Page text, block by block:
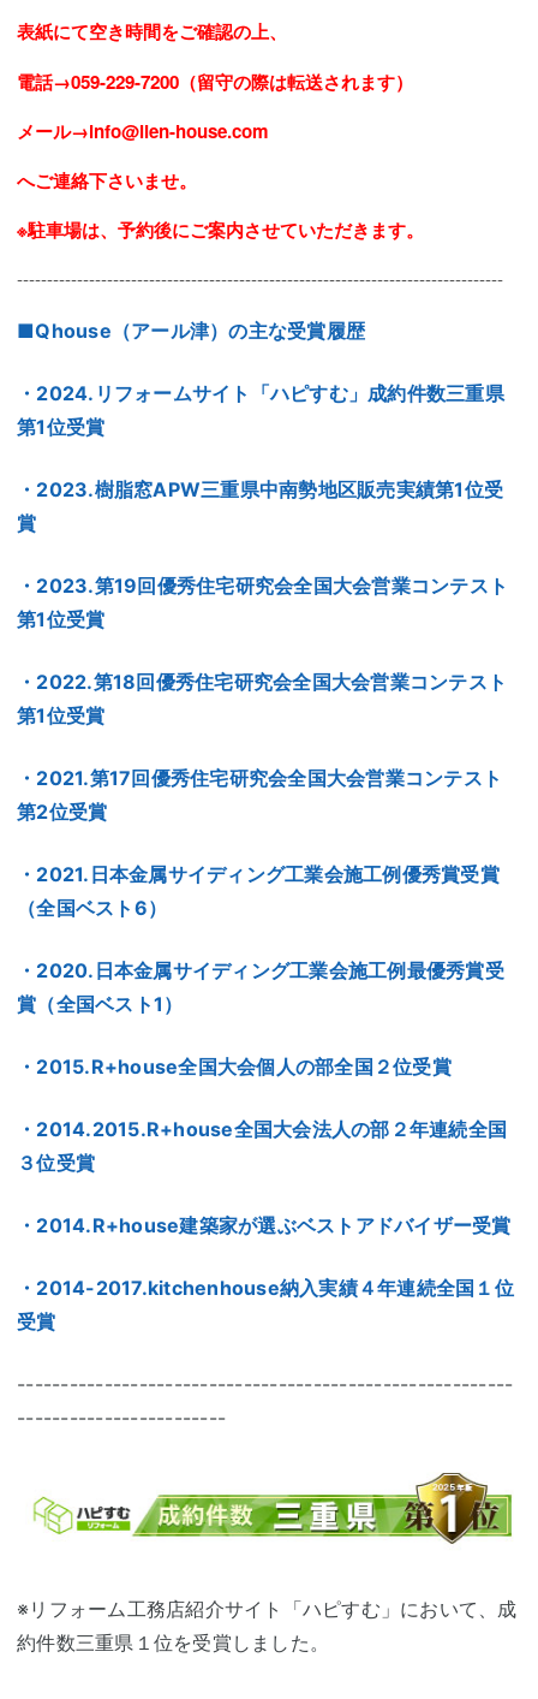
表紙にて空き時間をご確認の上、
電話→059-229-7200（留守の際は転送されます）
メール→info@lien-house.com
へご連絡下さいませ。
※駐車場は、予約後にご案内させていただきます。
---------------------------------------------------------------------------------
■Qhouse（アール津）の主な受賞履歴
・​2024.リフォームサイト「ハピすむ」成約件数三重県
第1位受賞
・2023.樹脂窓APW三重県中南勢地区販売実績第1位受
賞
・2023.第19回優秀住宅研究会全国大会営業コンテスト
第1位受賞
・2022.第18回優秀住宅研究会全国大会営業コンテスト
第1位受賞
・2021.第17回優秀住宅研究会全国大会営業コンテスト
第2位受賞
・2021.日本金属サイディング工業会施工例優秀賞受賞
（全国ベスト6）
・2020.日本金属サイディング工業会施工例最優秀賞受
賞（全国ベスト1）
・2015.R+house全国大会個人の部全国２位受賞
・2014.2015.R+house全国大会法人の部２年連続全国
３位受賞
・2014.R+house建築家が選ぶベストアドバイザー受賞
・2014-2017.kitchenhouse納入実績４年連続全国１位
受賞
---------------------------------------------------------
------------------------
※リフォーム工務店紹介サイト「ハピすむ」において、成
約件数三重県１位を受賞しました。